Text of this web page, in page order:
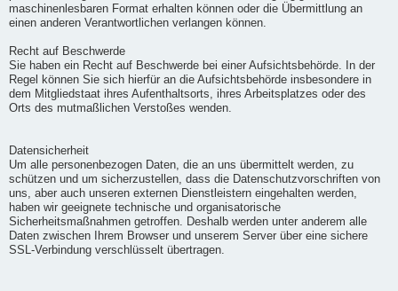
maschinenlesbaren Format erhalten können oder die Übermittlung an
einen anderen Verantwortlichen verlangen können.
Recht auf Beschwerde
Sie haben ein Recht auf Beschwerde bei einer Aufsichtsbehörde. In der
Regel können Sie sich hierfür an die Aufsichtsbehörde insbesondere in
dem Mitgliedstaat ihres Aufenthaltsorts, ihres Arbeitsplatzes oder des
Orts des mutmaßlichen Verstoßes wenden.
Datensicherheit
Um alle personenbezogen Daten, die an uns übermittelt werden, zu
schützen und um sicherzustellen, dass die Datenschutzvorschriften von
uns, aber auch unseren externen Dienstleistern eingehalten werden,
haben wir geeignete technische und organisatorische
Sicherheitsmaßnahmen getroffen. Deshalb werden unter anderem alle
Daten zwischen Ihrem Browser und unserem Server über eine sichere
SSL-Verbindung verschlüsselt übertragen.